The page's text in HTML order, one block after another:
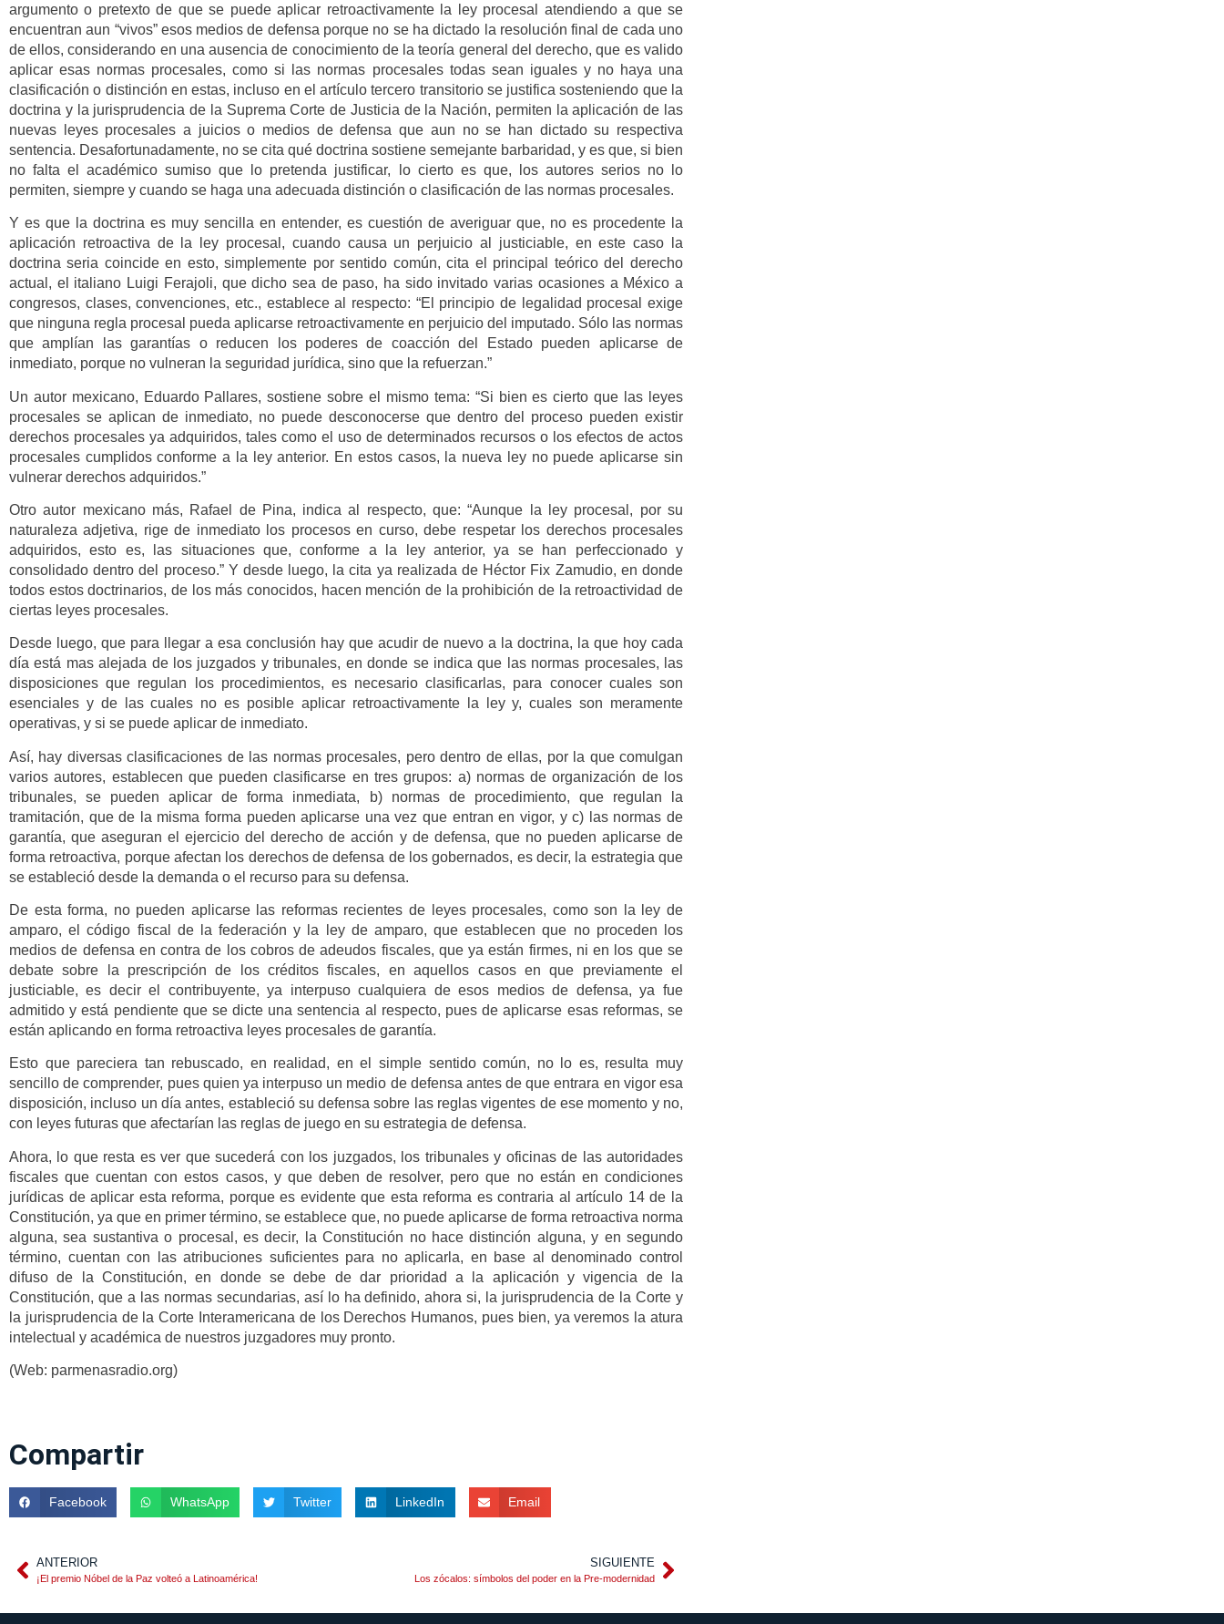
argumento o pretexto de que se puede aplicar retroactivamente la ley procesal atendiendo a que se
encuentran aun “vivos” esos medios de defensa porque no se ha dictado la resolución final de cada uno
de ellos, considerando en una ausencia de conocimiento de la teoría general del derecho, que es valido
aplicar esas normas procesales, como si las normas procesales todas sean iguales y no haya una
clasificación o distinción en estas, incluso en el artículo tercero transitorio se justifica sosteniendo que la
doctrina y la jurisprudencia de la Suprema Corte de Justicia de la Nación, permiten la aplicación de las
nuevas leyes procesales a juicios o medios de defensa que aun no se han dictado su respectiva
sentencia. Desafortunadamente, no se cita qué doctrina sostiene semejante barbaridad, y es que, si bien
no falta el académico sumiso que lo pretenda justificar, lo cierto es que, los autores serios no lo
permiten, siempre y cuando se haga una adecuada distinción o clasificación de las normas procesales.
Y es que la doctrina es muy sencilla en entender, es cuestión de averiguar que, no es procedente la
aplicación retroactiva de la ley procesal, cuando causa un perjuicio al justiciable, en este caso la
doctrina seria coincide en esto, simplemente por sentido común, cita el principal teórico del derecho
actual, el italiano Luigi Ferajoli, que dicho sea de paso, ha sido invitado varias ocasiones a México a
congresos, clases, convenciones, etc., establece al respecto: “El principio de legalidad procesal exige
que ninguna regla procesal pueda aplicarse retroactivamente en perjuicio del imputado. Sólo las normas
que amplían las garantías o reducen los poderes de coacción del Estado pueden aplicarse de
inmediato, porque no vulneran la seguridad jurídica, sino que la refuerzan.”
Un autor mexicano, Eduardo Pallares, sostiene sobre el mismo tema: “Si bien es cierto que las leyes
procesales se aplican de inmediato, no puede desconocerse que dentro del proceso pueden existir
derechos procesales ya adquiridos, tales como el uso de determinados recursos o los efectos de actos
procesales cumplidos conforme a la ley anterior. En estos casos, la nueva ley no puede aplicarse sin
vulnerar derechos adquiridos.”
Otro autor mexicano más, Rafael de Pina, indica al respecto, que: “Aunque la ley procesal, por su
naturaleza adjetiva, rige de inmediato los procesos en curso, debe respetar los derechos procesales
adquiridos, esto es, las situaciones que, conforme a la ley anterior, ya se han perfeccionado y
consolidado dentro del proceso.” Y desde luego, la cita ya realizada de Héctor Fix Zamudio, en donde
todos estos doctrinarios, de los más conocidos, hacen mención de la prohibición de la retroactividad de
ciertas leyes procesales.
Desde luego, que para llegar a esa conclusión hay que acudir de nuevo a la doctrina, la que hoy cada
día está mas alejada de los juzgados y tribunales, en donde se indica que las normas procesales, las
disposiciones que regulan los procedimientos, es necesario clasificarlas, para conocer cuales son
esenciales y de las cuales no es posible aplicar retroactivamente la ley y, cuales son meramente
operativas, y si se puede aplicar de inmediato.
Así, hay diversas clasificaciones de las normas procesales, pero dentro de ellas, por la que comulgan
varios autores, establecen que pueden clasificarse en tres grupos: a) normas de organización de los
tribunales, se pueden aplicar de forma inmediata, b) normas de procedimiento, que regulan la
tramitación, que de la misma forma pueden aplicarse una vez que entran en vigor, y c) las normas de
garantía, que aseguran el ejercicio del derecho de acción y de defensa, que no pueden aplicarse de
forma retroactiva, porque afectan los derechos de defensa de los gobernados, es decir, la estrategia que
se estableció desde la demanda o el recurso para su defensa.
De esta forma, no pueden aplicarse las reformas recientes de leyes procesales, como son la ley de
amparo, el código fiscal de la federación y la ley de amparo, que establecen que no proceden los
medios de defensa en contra de los cobros de adeudos fiscales, que ya están firmes, ni en los que se
debate sobre la prescripción de los créditos fiscales, en aquellos casos en que previamente el
justiciable, es decir el contribuyente, ya interpuso cualquiera de esos medios de defensa, ya fue
admitido y está pendiente que se dicte una sentencia al respecto, pues de aplicarse esas reformas, se
están aplicando en forma retroactiva leyes procesales de garantía.
Esto que pareciera tan rebuscado, en realidad, en el simple sentido común, no lo es, resulta muy
sencillo de comprender, pues quien ya interpuso un medio de defensa antes de que entrara en vigor esa
disposición, incluso un día antes, estableció su defensa sobre las reglas vigentes de ese momento y no,
con leyes futuras que afectarían las reglas de juego en su estrategia de defensa.
Ahora, lo que resta es ver que sucederá con los juzgados, los tribunales y oficinas de las autoridades
fiscales que cuentan con estos casos, y que deben de resolver, pero que no están en condiciones
jurídicas de aplicar esta reforma, porque es evidente que esta reforma es contraria al artículo 14 de la
Constitución, ya que en primer término, se establece que, no puede aplicarse de forma retroactiva norma
alguna, sea sustantiva o procesal, es decir, la Constitución no hace distinción alguna, y en segundo
término, cuentan con las atribuciones suficientes para no aplicarla, en base al denominado control
difuso de la Constitución, en donde se debe de dar prioridad a la aplicación y vigencia de la
Constitución, que a las normas secundarias, así lo ha definido, ahora si, la jurisprudencia de la Corte y
la jurisprudencia de la Corte Interamericana de los Derechos Humanos, pues bien, ya veremos la atura
intelectual y académica de nuestros juzgadores muy pronto.
(Web: parmenasradio.org)
Compartir
Facebook WhatsApp Twitter LinkedIn Email
ANTERIOR
¡El premio Nóbel de la Paz volteó a Latinoamérica!
SIGUIENTE
Los zócalos: símbolos del poder en la Pre-modernidad